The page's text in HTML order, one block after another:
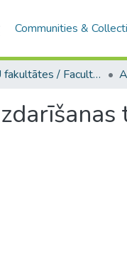
Communities &
B4 – LU fakultātes / Faculties of the UL